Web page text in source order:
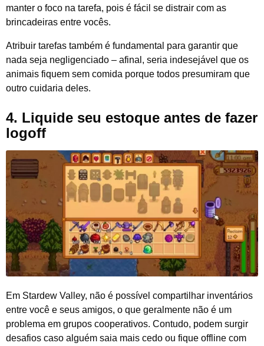
manter o foco na tarefa, pois é fácil se distrair com as
brincadeiras entre vocês.
Atribuir tarefas também é fundamental para garantir que
nada seja negligenciado – afinal, seria indesejável que os
animais fiquem sem comida porque todos presumiram que
outro cuidaria deles.
4. Liquide seu estoque antes de fazer
logoff
Em Stardew Valley, não é possível compartilhar inventários
entre você e seus amigos, o que geralmente não é um
problema em grupos cooperativos. Contudo, podem surgir
desafios caso alguém saia mais cedo ou fique offline com